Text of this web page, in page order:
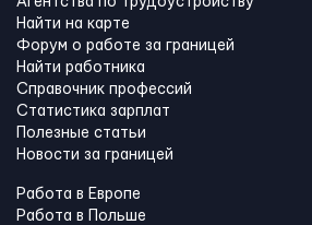
Найти на карте
Форум о работе за границей
Найти работника
Справочник профессий
Статистика зарплат
Полезные статьи
Новости за границей
Работа в Европе
Работа в Польше